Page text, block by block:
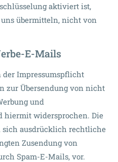
aktiviert ist,
übermitteln, nicht von
E-Mails
der Impressumspflicht
zur Übersendung von nicht
und
widersprochen. Die
sich ausdrücklich rechtliche
Zusendung von
Spam-E-Mails, vor.